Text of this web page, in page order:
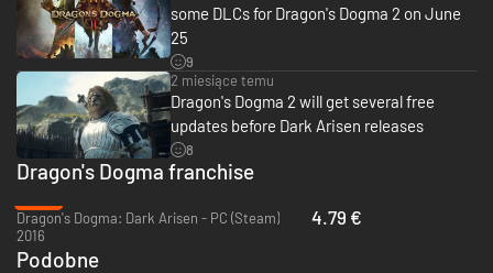
Walka z potworami
some DLCs for Dragon's Dogma 2 on June
25
9
2 miesiące temu
Dragon's Dogma 2 will get several free
updates before Dark Arisen releases
8
Dragon's Dogma franchise
Dragon's Dogma: Dark Arisen - PC (Steam)
2016
4.79 €
Podobne